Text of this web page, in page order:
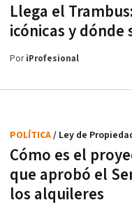
Llega el
icónicas y dónde
PoriProfesional
Cómo es el
que aprobó el
los alquileres
POLÍTICA/ Ley de